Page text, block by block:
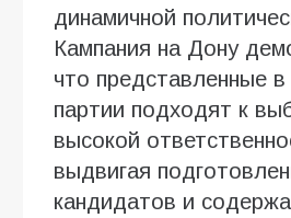
динамичной
Кампания на Дону
что представленные в
партии подходят к
высокой
выдвигая
кандидатов и